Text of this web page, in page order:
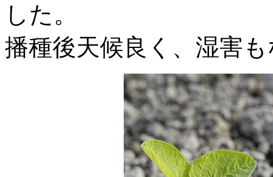
した。
播種後天候良く、湿害